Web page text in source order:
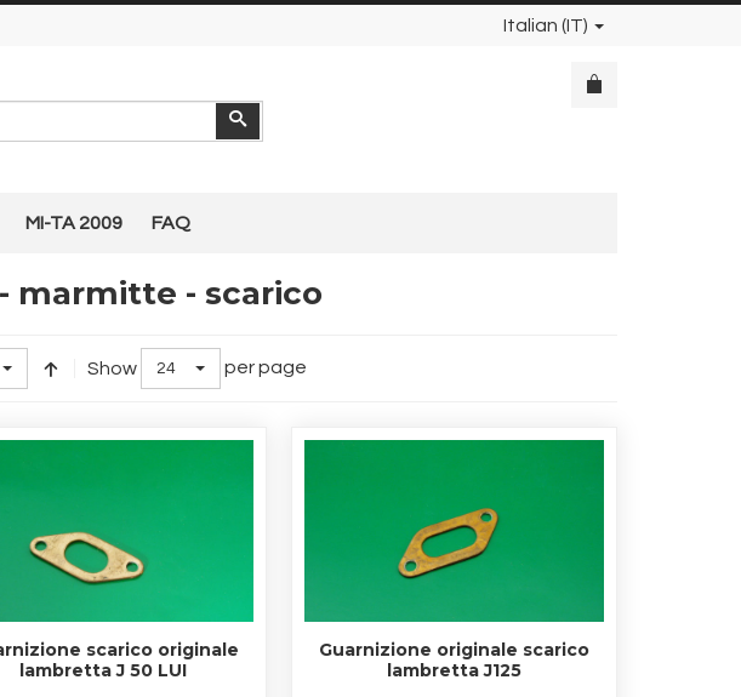
Italian (IT)
Cerca
MI-TA 2009 FAQ
- marmitte - scarico
Show 24 per page
scarico originale
lambretta J 50 LUI
Guarnizione originale scarico
lambretta J125